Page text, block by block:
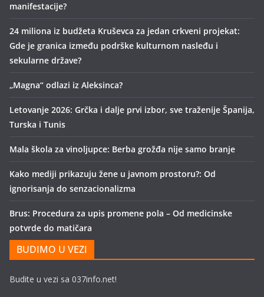
manifestacije?
24 miliona iz budžeta Kruševca za jedan crkveni projekat:
Gde je granica između podrške kulturnom nasleđu i
sekularne države?
„Magna“ odlazi iz Aleksinca?
Letovanje 2026: Grčka i dalje prvi izbor, sve traženije Španija,
Turska i Tunis
Mala škola za vinoljupce: Berba grožđa nije samo branje
Kako mediji prikazuju žene u javnom prostoru?: Od
ignorisanja do senzacionalizma
Brus: Procedura za upis promene pola – Od medicinske
potvrde do matičara
BUDIMO U VEZI
Budite u vezi sa 037info.net!